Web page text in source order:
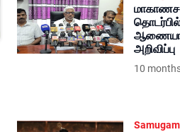
அறிவிப்பு
10